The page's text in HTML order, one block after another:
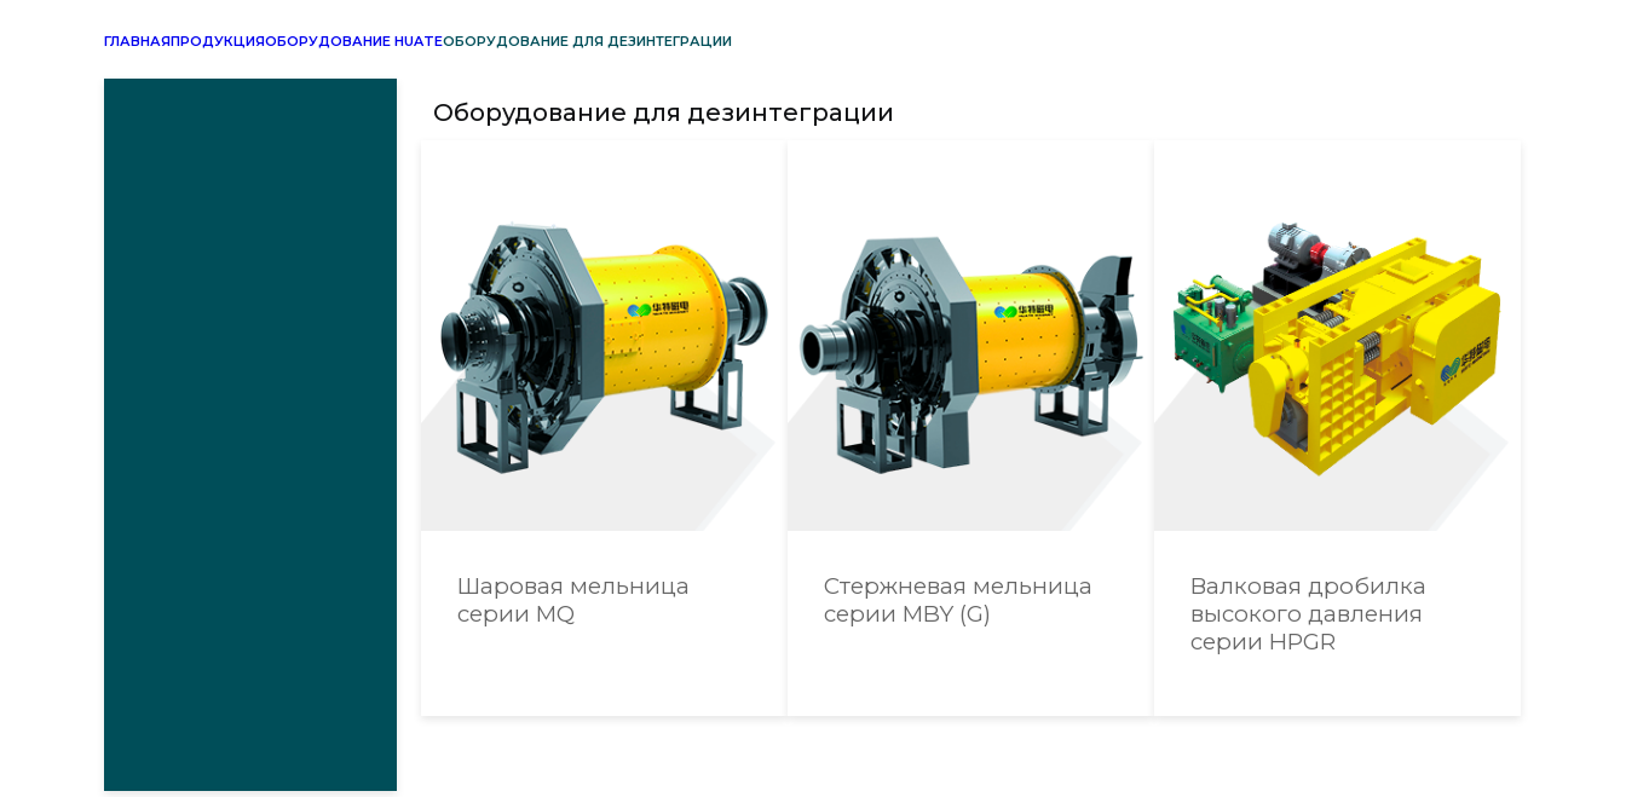
ГЛАВНАЯПРОДУКЦИЯОБОРУДОВАНИЕ HUATEОБОРУДОВАНИЕ ДЛЯ ДЕЗИНТЕГРАЦИИ
Оборудование для дезинтеграции
Шаровая мельница
серии MQ
Стержневая мельница
серии MBY (G)
Валковая дробилка
высокого давления
серии HPGR